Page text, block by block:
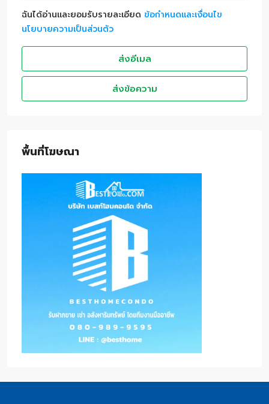
ฉันได้อ่านและยอมรับรายละเอียด ข้อกำหนดและเงื่อนไข
นโยบายความเป็นส่วนตัว
ส่งอีเมล
ส่งข้อความ
พื้นที่โฆษณา